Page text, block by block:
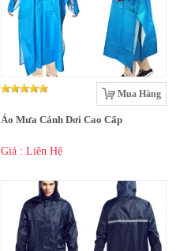
Mua Hàng
Áo Mưa Cánh Dơi Cao Cấp
Giá : Liên Hệ